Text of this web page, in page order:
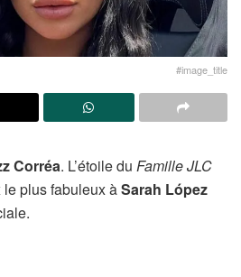
#image_title
Corréa. L’étoile du Famille JLC
plus fabuleux àSarah López